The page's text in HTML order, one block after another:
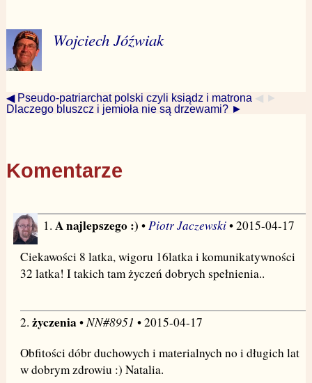
Wojciech Jóźwiak
◀ Pseudo-patriarchat polski czyli ksiądz i matrona ◀ ►
Dlaczego bluszcz i jemioła nie są drzewami? ►
Komentarze
1. A najlepszego :) •Piotr Jaczewski• 2015-04-17
Ciekawości 8 latka, wigoru 16latka i komunikatywności
32 latka! I takich tam życzeń dobrych spełnienia..
2. życzenia •NN#8951 • 2015-04-17
Obfitości dóbr duchowych i materialnych no i długich lat
w dobrym zdrowiu :) Natalia.